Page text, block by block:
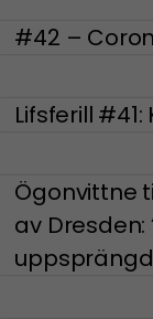
#42 –
Lifsferill
Ögonvittne
av